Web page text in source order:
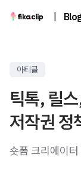
아티클
틱톡, 릴
저작권 정
숏폼 크리에이